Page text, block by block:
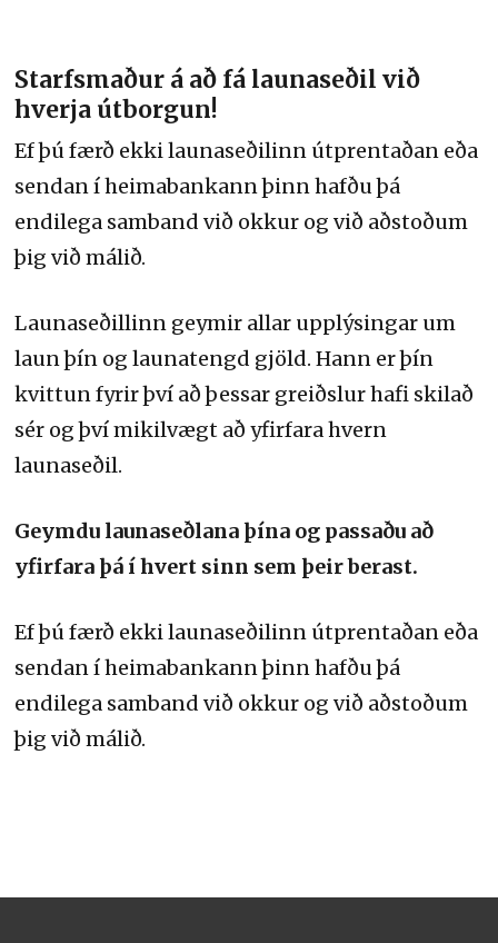
Starfsmaður á að fá launaseðil við
hverja útborgun!
Ef þú færð ekki launaseðilinn útprentaðan eða
sendan í heimabankann þinn hafðu þá
endilega samband við okkur og við aðstoðum
þig við málið.
Launaseðillinn geymir allar upplýsingar um
laun þín og launatengd gjöld. Hann er þín
kvittun fyrir því að þessar greiðslur hafi skilað
sér og því mikilvægt að yfirfara hvern
launaseðil.
Geymdu launaseðlana þína og passaðu að
yfirfara þá í hvert sinn sem þeir berast.
Ef þú færð ekki launaseðilinn útprentaðan eða
sendan í heimabankann þinn hafðu þá
endilega samband við okkur og við aðstoðum
þig við málið.